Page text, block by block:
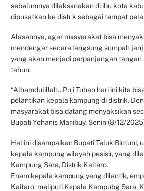
sebelumnya dilaksanakan di ibu kota
dipusatkan ke distrik sebagai tempat
Alasannya, agar masyarakat bisa
mendengar secara langsung sumpah
yang akan menjadi perpanjangan tangan
tahun.
“Alhamdulillah.. Puji Tuhan hari ini kita
pelantikan kepala kampung di distrik.
masyarakat bisa datang menyaksikan
Bupati Yohanis Manibuy, Senin (8/12/
Hal ini disampaikan Bupati Teluk Bintuni,
kepala kampung wilayah pesisir, yang
Kampung Sara, Distrik Kaitaro.
Enam kepala kampung yang dilantik,
Kaitaro, meliputi Kepala Kampubg Sara,